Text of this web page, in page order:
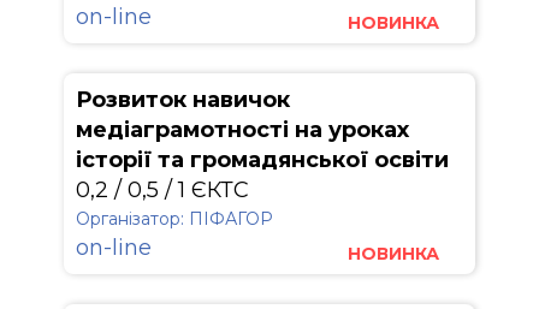
on-line НОВИНКА
Розвиток навичок
медіаграмотності на уроках
історії та громадянської освіти
0,2 / 0,5 / 1 ЄКТС
Організатор: ПІФАГОР
on-line НОВИНКА